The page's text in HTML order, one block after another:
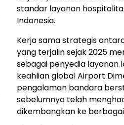
standar layanan
Indonesia.
Kerja sama strategis
yang terjalin sejak 2025
sebagai penyedia layanan
keahlian global Airport
pengalaman bandara
sebelumnya telah
dikembangkan ke